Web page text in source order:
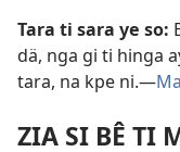
Tara ti sara ye so:
dä, nga gi ti hinga
tara, na kpe ni.—
ZIA SI BÊ TI